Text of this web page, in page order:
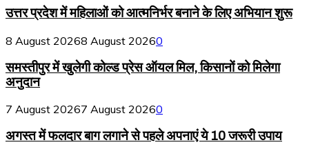
उत्तर प्रदेश में महिलाओं को आत्मनिर्भर बनाने के लिए अभियान शुरू
8 August 20268 August 20260
समस्तीपुर में खुलेगी कोल्ड प्रेस ऑयल मिल, किसानों को मिलेगा
अनुदान
7 August 20267 August 20260
अगस्त में फलदार बाग लगाने से पहले अपनाएं ये 10 जरूरी उपाय